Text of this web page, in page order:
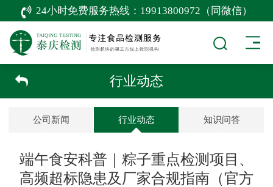
24小时免费服务热线： 19913800972（同微信）
行业动态
公司新闻 行业动态 知识问答
端午食安科普｜粽子重点检测项目、
高频超标隐患及厂家合规指南（官方